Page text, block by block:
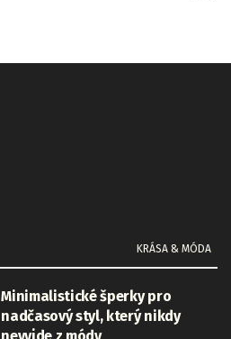
KRÁSA & MÓDA
Minimalistické šperky pro
nadčasový styl, který nikdy
nevyjde z módy